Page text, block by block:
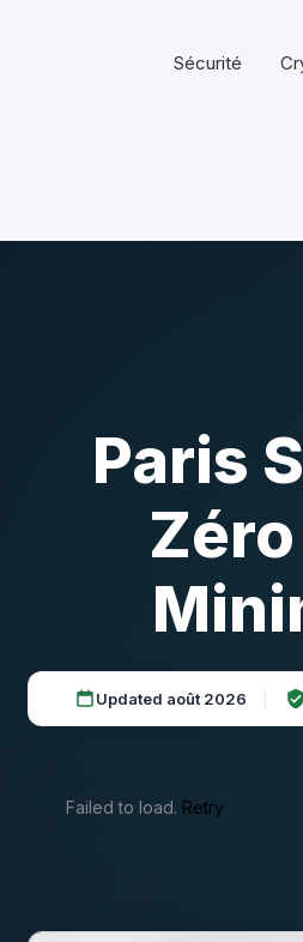
Sécurité
Paris
Updated août 2026
Failed to load. Retry